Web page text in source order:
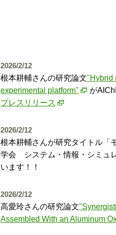
2026/2/12
根本耕輔さんの研究論文"Hybrid
experimental platform"
が
プレスリリース
2026/2/12
根本耕輔さんが研究タイトル「
学会 システム・情報・シミュ
います！！
2026/2/12
高愛玲さんの研究論文
Assembled With an Aluminum